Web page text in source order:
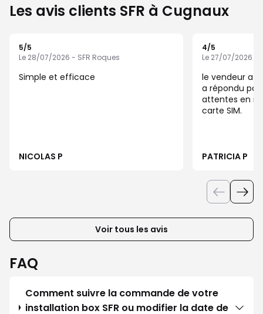
Les avis clients SFR à Cugnaux
5/5
Le 28/07/2026 - SFR Roques
Simple et efficace
NICOLAS P
4/5
Le 27/07/2026 -
le vendeur a
a répondu
attentes en
carte SIM.
PATRICIA P
Voir tous les avis
FAQ
Comment suivre la commande de votre
installation box SFR ou modifier la date de